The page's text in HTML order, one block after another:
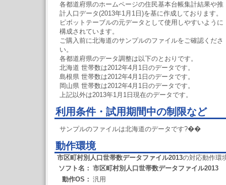
各都道府県のホームページの住民基本台帳集計結果や推
計人口データ(2013年1月1日)を基に作成しております。
ピボットテーブルの元データとして使用しやすいように
構成されています。
ご購入前に北海道のサンプルのファイルをご確認くださ
い。
各都道府県のデータ調整は以下のとおりです。
北海道 世帯数は2012年4月1日のデータです。
島根県 世帯数は2012年4月1日のデータです。
岡山県 世帯数は2012年4月1日のデータです。
上記以外は2013年1月1日現在のデータです。
利用条件・試用期間中の制限など
サンプルのファイルは北海道のデータです?��
動作環境
市区町村別人口世帯数データファイル2013の対応動作環
ソフト名： 市区町村別人口世帯数データファイル2013
動作OS： 汎用